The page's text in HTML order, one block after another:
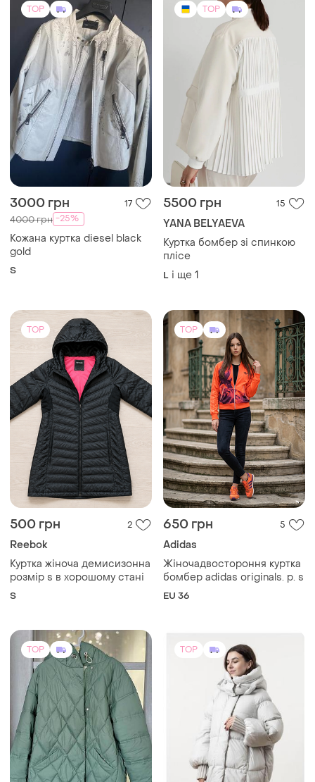
3000 грн 17
4000 грн -25%
Кожана куртка diesel black
gold
S
5500 грн
YANA BELYAEVA
Куртка бомбер зі спинкою
плісе
L і ще 1
TOP
500 грн 2
Reebok
Куртка жіноча демисизонна
розмір s в хорошому стані
S
TOP
650 грн 5
Adidas
Жіночадвостороння куртка
бомбер adidas originals. р. s
EU 36
TOP
2000 грн 1
TOP
3800 грн